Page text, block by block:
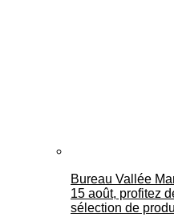
Bureau Vallée
15 août, profitez
sélection de